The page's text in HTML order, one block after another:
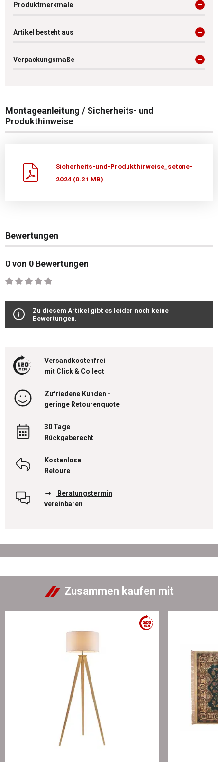
Produktmerkmale
Artikel besteht aus
Verpackungsmaße
Montageanleitung / Sicherheits- und
Produkthinweise
Sicherheits-und-Produkthinweise_setone-
2024 (0.21 MB)
Bewertungen
0 von 0 Bewertungen
Durchschnittliche Bewertung von 0 von 5 Sternen
Zu diesem Artikel gibt es leider noch keine
Bewertungen.
Versandkostenfrei
mit Click & Collect
Zufriedene Kunden -
geringe Retourenquote
30 Tage
Rückgaberecht
Kostenlose
Retoure
Beratungstermin
vereinbaren
Zusammen kaufen mit